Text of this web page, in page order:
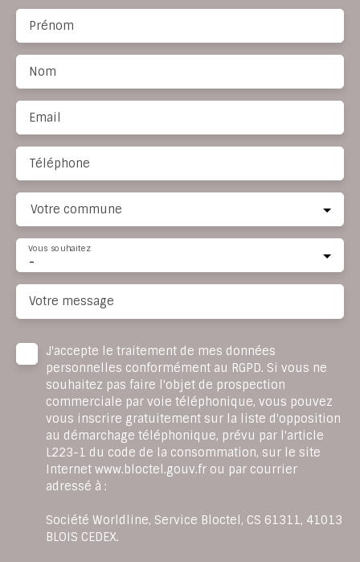
Prénom
Nom
Email
Téléphone
Votre commune
-
Vous souhaitez
Votre message
J'accepte le traitement de mes données
personnelles conformément au RGPD. Si vous ne
souhaitez pas faire l'objet de prospection
commerciale par voie téléphonique, vous pouvez
vous inscrire gratuitement sur la liste d'opposition
au démarchage téléphonique, prévu par l'article
L223-1 du code de la consommation, sur le site
Internet www.bloctel.gouv.fr ou par courrier
adressé à :
Société Worldline, Service Bloctel, CS 61311, 41013
BLOIS CEDEX.